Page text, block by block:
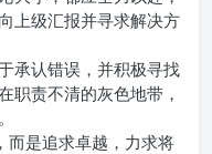
上级汇报并寻求解决方
承认错误，并积极寻找
职责不清的灰色地带，
而是追求卓越，力求将